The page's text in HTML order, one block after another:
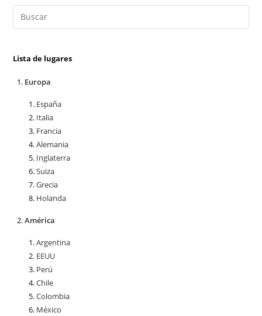
Lista de lugares
Europa
España
Italia
Francia
Alemania
Inglaterra
Suiza
Grecia
Holanda
América
Argentina
EEUU
Perú
Chile
Colombia
México